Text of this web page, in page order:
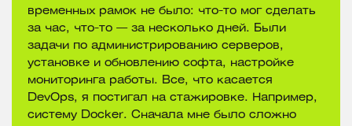
временных рамок не было: что-то мог сделать
за час, что-то — за несколько дней. Были
задачи по администрированию серверов,
установке и обновлению софта, настройке
мониторинга работы. Все, что касается
DevOps, я постигал на стажировке. Например,
систему Docker. Сначала мне было сложно